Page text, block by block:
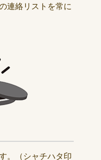
連絡リストを常に
。（シャチハタ印